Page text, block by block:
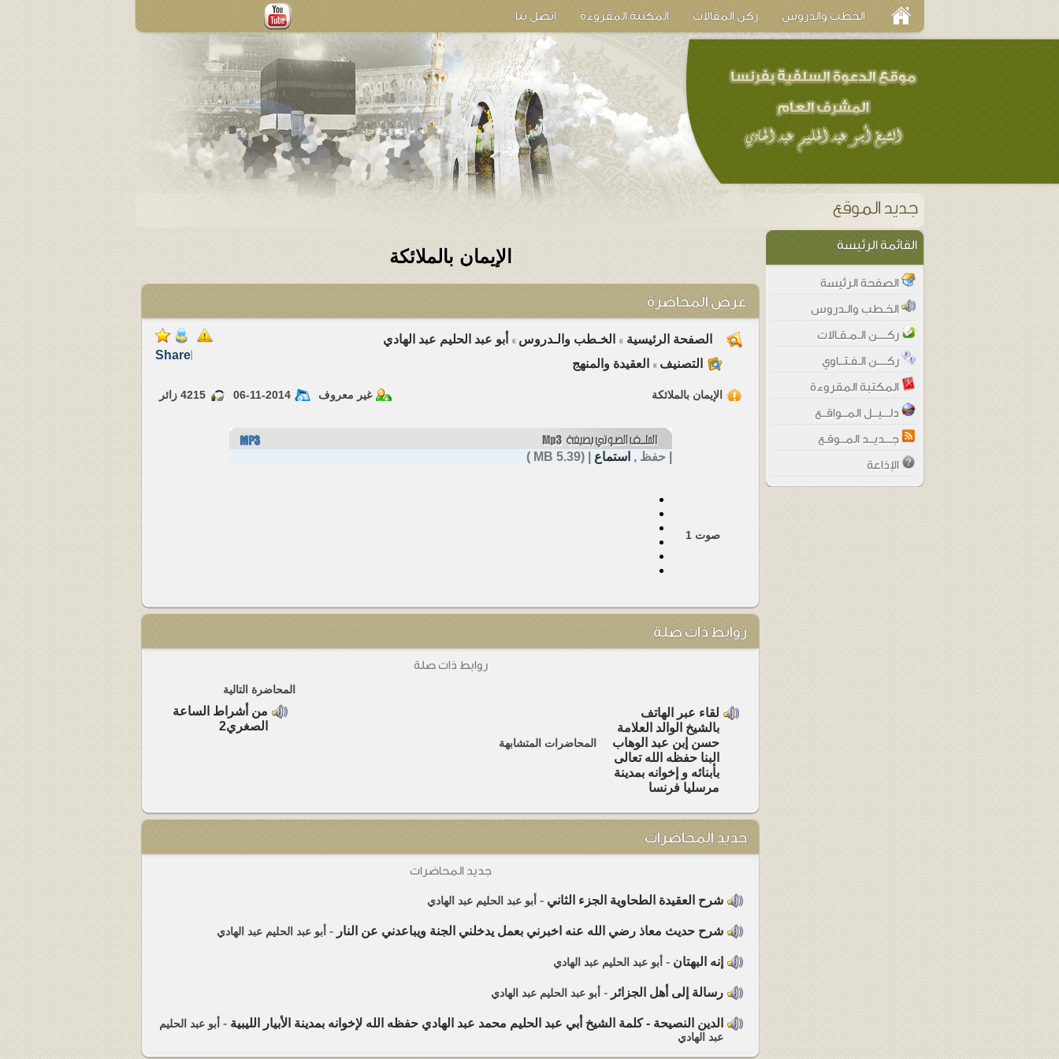
الخطب والدروس ركن المقالات المكتبة المقروءة اتصل بنا
الإيمان بالملائكة
عرض المحاضرة
الصفحة الرئيسية» الخـطب والـدروس » أبو عبد الحليم عبد الهادي
التصنيف » العقيدة والمنهج
Share|
الإيمان بالملائكة 4215 زائر 06-11-2014 غير معروف
|حفظ , استماع | (5.39 MB )
1 صوت
روابط ذات صلة
روابط ذات صلة
لقاء عبر الهاتف
بالشيخ الوالد العلامة
حسن إبن عبد الوهاب
البنا حفظه الله تعالى
بأبنائه و إخوانه بمدينة
مرسليا فرنسا
المحاضرات المتشابهة
المحاضرة التالية
من أشراط الساعة
الصغري2
جديد المحاضرات
جديد المحاضرات
شرح العقيدة الطحاوية الجزء الثاني - أبو عبد الحليم عبد الهادي
شرح حديث معاذ رضي الله عنه اخبرني بعمل يدخلني الجنة ويباعدني عن النار - أبو عبد الحليم عبد الهادي
إنه البهتان - أبو عبد الحليم عبد الهادي
رسالة إلى أهل الجزائر - أبو عبد الحليم عبد الهادي
الدين النصيحة - كلمة الشيخ أبي عبد الحليم محمد عبد الهادي حفظه الله لإخوانه بمدينة الأبيار الليبية - أبو عبد الحليم
عبد الهادي
القائمة الرئيسة
الصفحة الرئيسة
الخـطب والـدروس
ركــــن الـمـقـالات
ركــــن الـفـتــاوي
المكتبة المقروءة
دلـــيــل المــواقــع
جـــديــد المــوقـع
الإذاعة